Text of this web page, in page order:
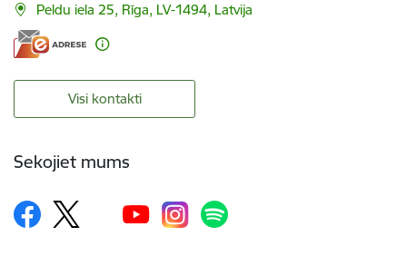
Peldu iela 25, Rīga, LV-1494, Latvija
Visi kontakti
Sekojiet mums